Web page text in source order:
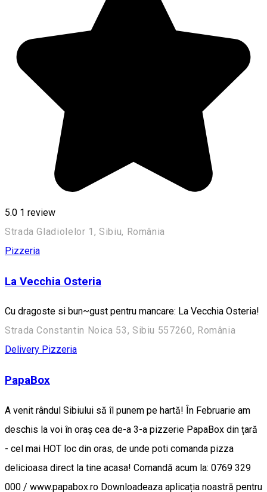
5.0 1 review
Strada Gladiolelor 1, Sibiu, România
Pizzeria
La Vecchia Osteria
Cu dragoste si bun~gust pentru mancare: La Vecchia Osteria!
Strada Constantin Noica 53, Sibiu 557260, România
Delivery Pizzeria
PapaBox
A venit rândul Sibiului să îl punem pe hartă! În Februarie am
deschis la voi în oraș cea de-a 3-a pizzerie PapaBox din țară
- cel mai HOT loc din oras, de unde poti comanda pizza
delicioasa direct la tine acasa! Comandă acum la: 0769 329
000 / www.papabox.ro Downloadeaza aplicația noastră pentru